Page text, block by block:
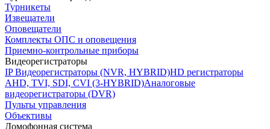
Турникеты
Извещатели
Оповещатели
Комплекты ОПС и оповещения
Приемно-контрольные приборы
Видеорегистраторы
IP Видеорегистраторы (NVR, HYBRID)HD регистраторы
AHD, TVI, SDI, CVI (3-HYBRID)Аналоговые
видеорегистраторы (DVR)
Пульты управления
Объективы
Домофонная система